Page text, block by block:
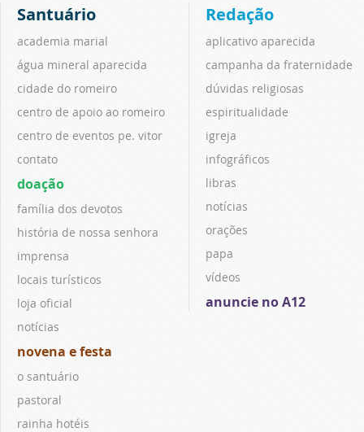
Santuário
academia marial
água mineral aparecida
cidade do romeiro
centro de apoio ao romeiro
centro de eventos pe. vitor
contato
doação
família dos devotos
história de nossa senhora
imprensa
locais turísticos
loja oficial
notícias
novena e festa
o santuário
pastoral
rainha hotéis
Redação
aplicativo aparecida
campanha da fraternidade
dúvidas religiosas
espiritualidade
igreja
infográficos
libras
notícias
orações
papa
vídeos
anuncie no A12